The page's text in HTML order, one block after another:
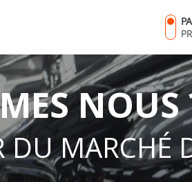
NOUS
MARCHÉ